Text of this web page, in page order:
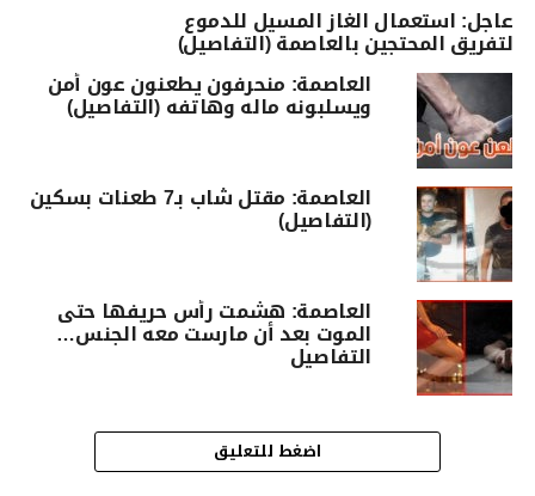
عاجل: استعمال الغاز المسيل للدموع
لتفريق المحتجين بالعاصمة (التفاصيل)
العاصمة: منحرفون يطعنون عون أمن
ويسلبونه ماله وهاتفه (التفاصيل)
العاصمة: مقتل شاب بـ7 طعنات بسكين
(التفاصيل)
العاصمة: هشمت رأس حريفها حتى
الموت بعد أن مارست معه الجنس…
التفاصيل
اضغط للتعليق